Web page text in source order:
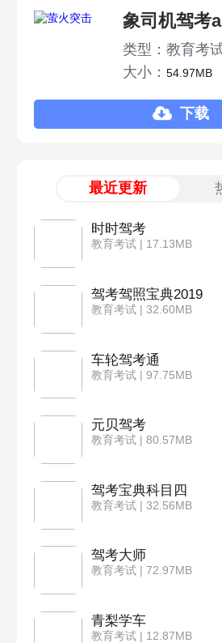
象司机驾考
类型：教育考
大小：54.97MB
下载
最近更新
时时驾考
教育考试 | 17.13MB
驾考驾照宝典2019
教育考试 | 32.60MB
车轮驾考通
教育考试 | 97.75MB
元贝驾考
教育考试 | 80.57MB
驾考宝典科目四
教育考试 | 32.56MB
驾考大师
教育考试 | 72.97MB
青梨学车
教育考试 | 12.87MB